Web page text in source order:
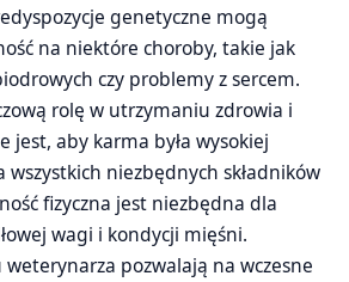
genetyczne mogą
na niektóre choroby, takie jak
czy problemy z sercem.
rolę w utrzymaniu zdrowia i
jest, aby karma była wysokiej
wszystkich niezbędnych składników
fizyczna jest niezbędna dla
wagi i kondycji mięśni.
pozwalają na wczesne